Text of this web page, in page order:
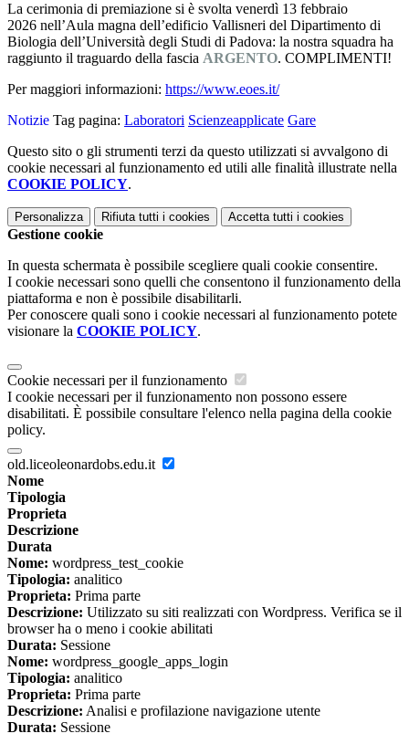
La cerimonia di premiazione si è svolta venerdì 13 febbraio
2026 nell’Aula magna dell’edificio Vallisneri del Dipartimento di
Biologia dell’Università degli Studi di Padova: la nostra squadra ha
raggiunto il traguardo della fascia ARGENTO. COMPLIMENTI!
Per maggiori informazioni: https://www.eoes.it/
Notizie Tag pagina: Laboratori Scienzeapplicate Gare
Questo sito o gli strumenti terzi da questo utilizzati si avvalgono di
cookie necessari al funzionamento ed utili alle finalità illustrate nella
COOKIE POLICY.
Personalizza Rifiuta tutti i cookies Accetta tutti i cookies
Gestione cookie
In questa schermata è possibile scegliere quali cookie consentire.
I cookie necessari sono quelli che consentono il funzionamento della
piattaforma e non è possibile disabilitarli.
Per conoscere quali sono i cookie necessari al funzionamento potete
visionare la COOKIE POLICY.
Cookie necessari per il funzionamento
I cookie necessari per il funzionamento non possono essere
disabilitati. È possibile consultare l'elenco nella pagina della cookie
policy.
old.liceoleonardobs.edu.it
Nome
Tipologia
Proprieta
Descrizione
Durata
Nome: wordpress_test_cookie
Tipologia: analitico
Proprieta: Prima parte
Descrizione: Utilizzato su siti realizzati con Wordpress. Verifica se il
browser ha o meno i cookie abilitati
Durata: Sessione
Nome: wordpress_google_apps_login
Tipologia: analitico
Proprieta: Prima parte
Descrizione: Analisi e profilazione navigazione utente
Durata: Sessione